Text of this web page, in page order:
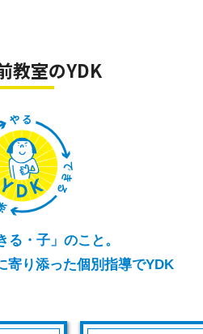
題を無料で質問できるイベント
す♪
ちろん、お子さまに最適な勉強の
進学対策＞
ルバイトと両立しながら
たくさんいます！
学をお考えの方へ
援金は年収590万円未満
支給上限額を引き上げ。
は、年収910万円未満世
立と同程度の学費なら私
ます。
昭和第一学園、白梅学
王子、東海大菅生、東京
王子実践、明星など
をしたい方
てほしい
備がしたい
ながら受験勉強を頑張り
ャレンジしたい
教室のYDK
・子」のこと。
寄り添った個別指導でYDK